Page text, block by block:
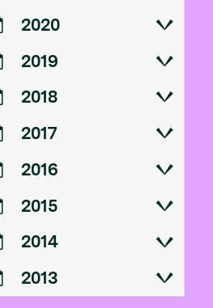
2020
2019
2018
2017
2016
2015
2014
2013